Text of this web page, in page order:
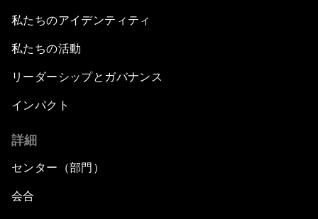
私たちのアイデンティティ
私たちの活動
リーダーシップとガバナンス
インパクト
詳細
センター（部門）
会合